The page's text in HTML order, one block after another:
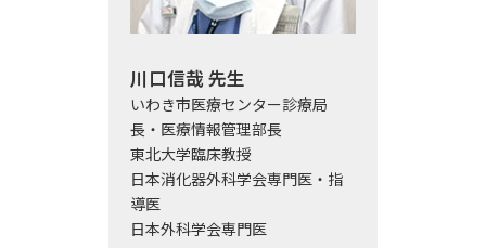
川口信哉 先生
いわき市医療センター診療局
長・医療情報管理部長
東北大学臨床教授
日本消化器外科学会専門医・指
導医
日本外科学会専門医